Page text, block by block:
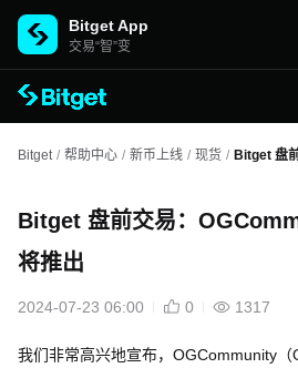
Bitget App
交易“智”变
Bitget / 帮助中心 / 新币上线 / 现货 / Bitget 盘
Bitget 盘前交易：
将推出
2024-07-23 06:00 0 1317
我们非常高兴地宣布，OGCommunity